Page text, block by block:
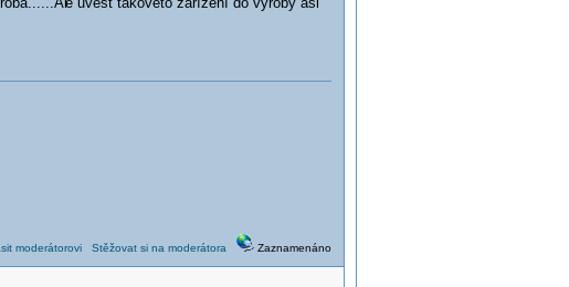
moderátorovi Stěžovat si na moderátora Zaznamenáno